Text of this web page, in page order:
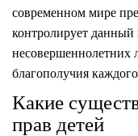
современном мире
контролирует
несовершеннолетних
благополучия
Какие
прав детей